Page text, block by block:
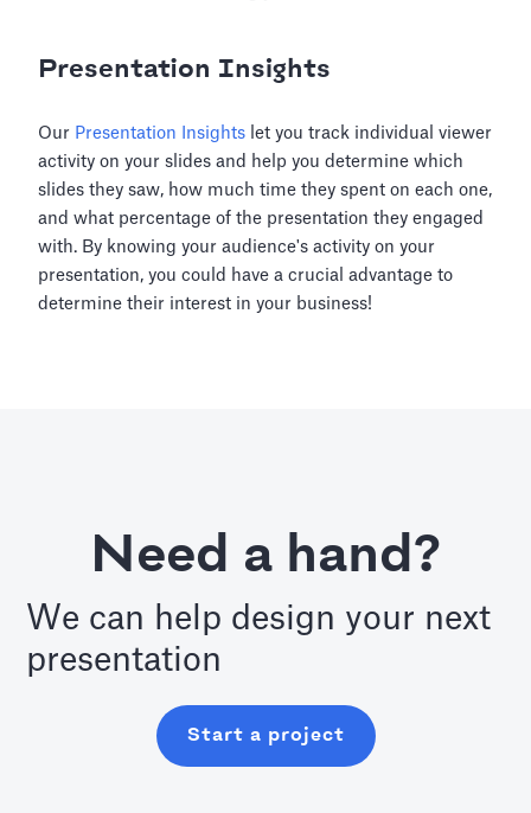
Presentation Insights
Our Presentation Insights let you track individual viewer
activity on your slides and help you determine which
slides they saw, how much time they spent on each one,
and what percentage of the presentation they engaged
with. By knowing your audience's activity on your
presentation, you could have a crucial advantage to
determine their interest in your business!
Need a hand?
We can help design your next
presentation
Start a project